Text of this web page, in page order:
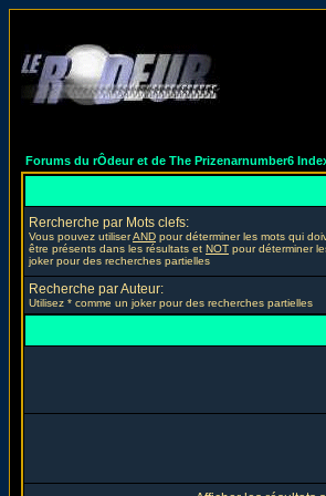
Forums du rÔdeur et de The Prizenarnumber6
Rercherche par Mots clefs:
Vous pouvez utiliserAND pour déterminer les mots qui
être présents dans les résultats et NOT pour déterminer
joker pour des recherches partielles
Recherche par Auteur:
Utilisez * comme un joker pour des recherches partielles